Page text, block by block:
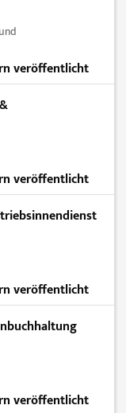
veröffentlicht
veröffentlicht
veröffentlicht
veröffentlicht